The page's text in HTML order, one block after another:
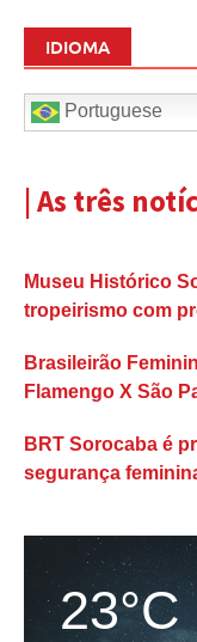
IDIOMA
Portuguese
| As três
Museu Histórico
tropeirismo com
Brasileirão
Flamengo X São
BRT Sorocaba é
segurança
23°C